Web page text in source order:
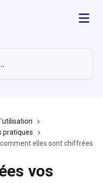
pratiques
elles sont chiffrées
vos